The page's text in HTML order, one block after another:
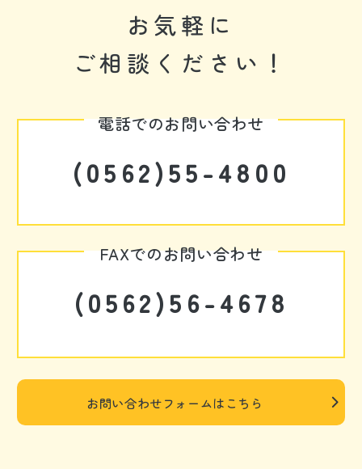
お気軽に
ご相談ください！
電話でのお問い合わせ
(0562)55-4800
FAXでのお問い合わせ
(0562)56-4678
お問い合わせフォームはこちら